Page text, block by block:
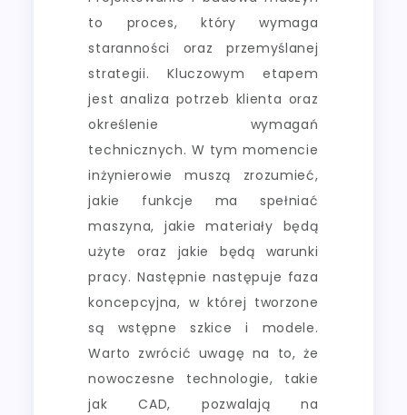
to proces, który wymaga
staranności oraz przemyślanej
strategii. Kluczowym etapem
jest analiza potrzeb klienta oraz
określenie wymagań
technicznych. W tym momencie
inżynierowie muszą zrozumieć,
jakie funkcje ma spełniać
maszyna, jakie materiały będą
użyte oraz jakie będą warunki
pracy. Następnie następuje faza
koncepcyjna, w której tworzone
są wstępne szkice i modele.
Warto zwrócić uwagę na to, że
nowoczesne technologie, takie
jak CAD, pozwalają na